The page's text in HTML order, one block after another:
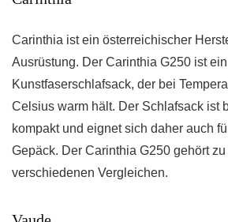
Carinthia ist ein österreichischer
Ausrüstung. Der Carinthia G250 ist ein
Kunstfaserschlafsack, der bei
Celsius warm hält. Der Schlafsack ist
kompakt und eignet sich daher auch
Gepäck. Der Carinthia G250 gehört
verschiedenen Vergleichen.